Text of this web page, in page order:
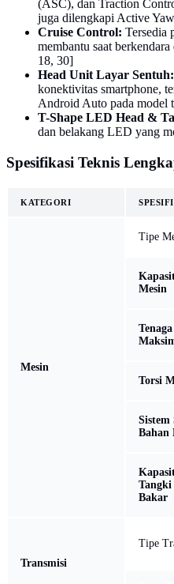
(ASC), dan Traction
juga dilengkapi Active
Cruise Control: Tersedia
membantu saat
18, 30]
Head Unit Layar Sentuh:
konektivitas smartphone,
Android Auto pada model
T-Shape LED Head &
dan belakang LED yang
Spesifikasi Teknis
KATEGORI
Mesin
Tipe
Mesin
Tenaga
Torsi
Sistem
Bahan
Tangki
Bakar
Transmisi
Tipe